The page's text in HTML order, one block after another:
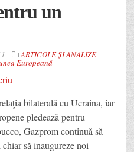
un
ARTICOLE ȘI ANALIZE
Europeană
bilaterală cu Ucraina, iar
pledează pentru
Gazprom continuă să
să inaugureze noi